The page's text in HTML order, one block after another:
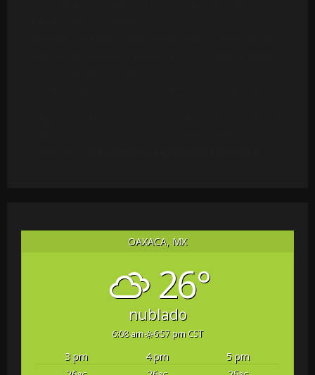
OAXACA, MX
26°
nublado
6:08 am 6:57 pm CST
3 pm 4 pm
5 pm